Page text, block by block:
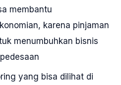
membantu
karena pinjaman
menumbuhkan bisnis
yang bisa dilihat di